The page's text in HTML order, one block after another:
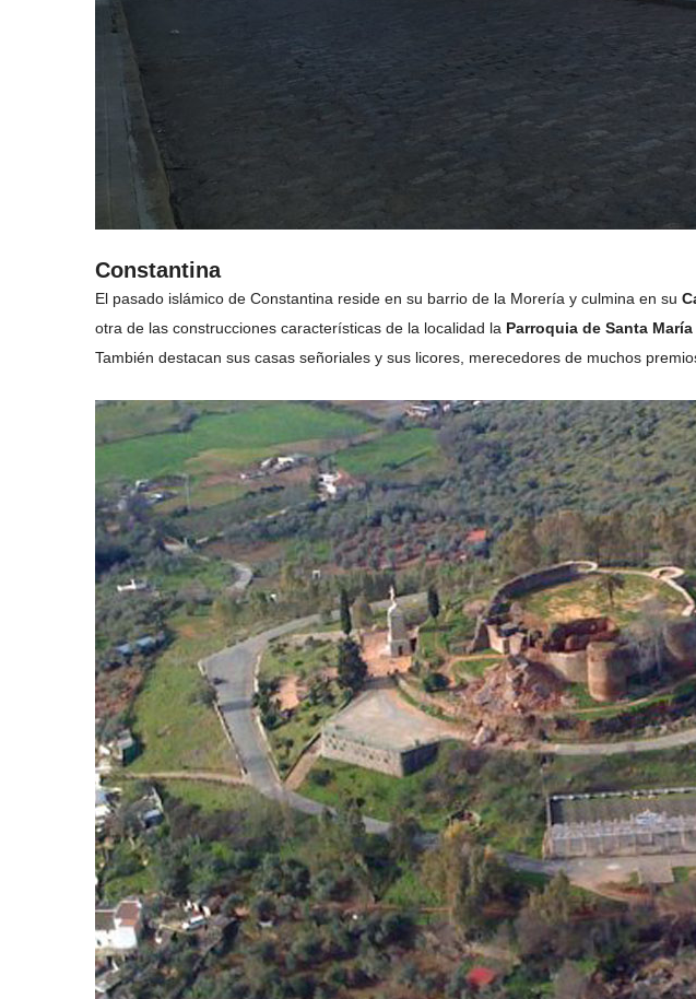
Constantina
El pasado islámico de Constantina reside en su barrio de la Morería y culmina en su
otra de las construcciones características de la localidad la Parroquia de Santa
También destacan sus casas señoriales y sus licores, merecedores de muchos